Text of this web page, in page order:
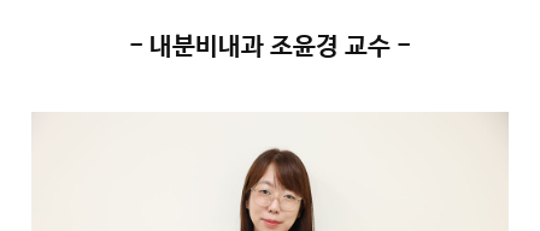
- 내분비내과 조윤경 교수 -